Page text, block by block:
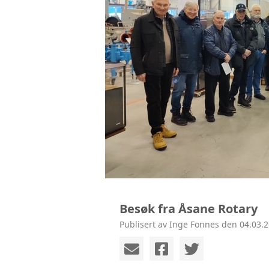
Besøk fra Åsane Rotary
Publisert av Inge Fonnes den